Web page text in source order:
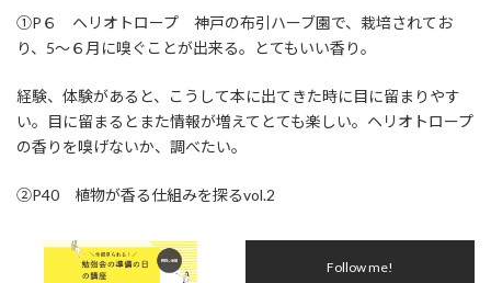
①P６ ヘリオトロープ 神戸の布引ハーブ園で、栽培されてお
り、5～６月に嗅ぐことが出来る。とてもいい香り。
経験、体験があると、こうして本に出てきた時に目に留まりやす
い。目に留まるとまた情報が増えてとても楽しい。ヘリオトロープ
の香りを嗅げないか、調べたい。
②P40 植物が香る仕組みを探るvol.2
Follow me!